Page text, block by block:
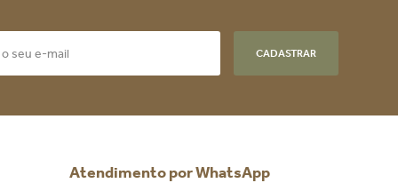
CADASTRAR
Atendimento por WhatsApp